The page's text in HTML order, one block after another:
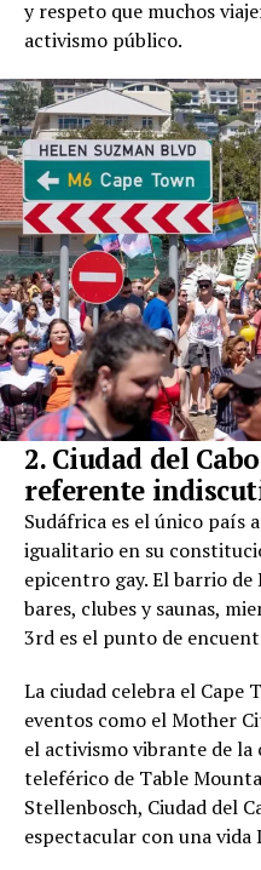
y respeto que muchos
activismo público.
2. Ciudad del
referente
Sudáfrica es el único
igualitario en su
epicentro gay. El barrio
bares, clubes y saunas,
3rd es el punto de
La ciudad celebra el Cape
eventos como el Mother
el activismo vibrante de la
teleférico de Table
Stellenbosch, Ciudad del
espectacular con una vida